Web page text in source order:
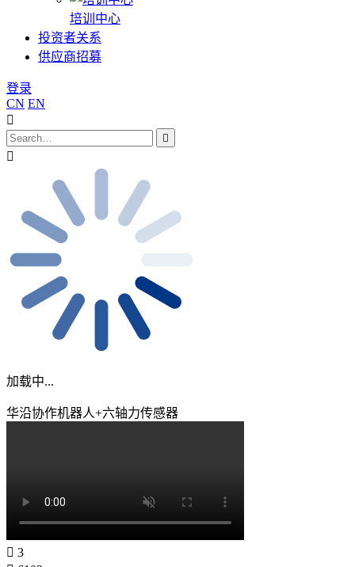
培训中心
投资者关系
供应商招募
登录
CN EN
加载中...
华沿协作机器人+六轴力传感器
3